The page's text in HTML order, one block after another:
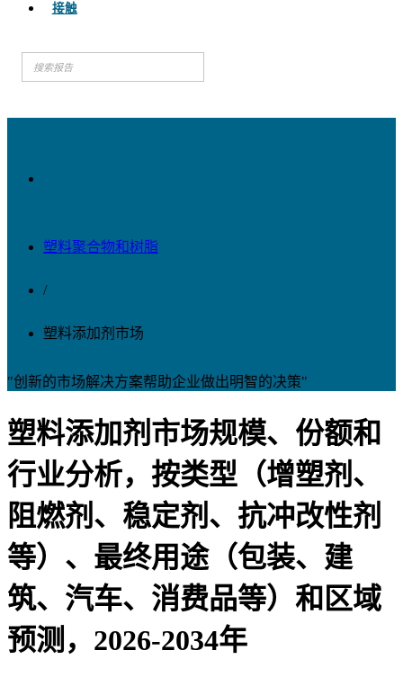
接触
塑料聚合物和树脂
/
塑料添加剂市场
"创新的市场解决方案帮助企业做出明智的决策"
塑料添加剂市场规模、份额和
行业分析，按类型（增塑剂、
阻燃剂、稳定剂、抗冲改性剂
等）、最终用途（包装、建
筑、汽车、消费品等）和区域
预测，2026-2034年